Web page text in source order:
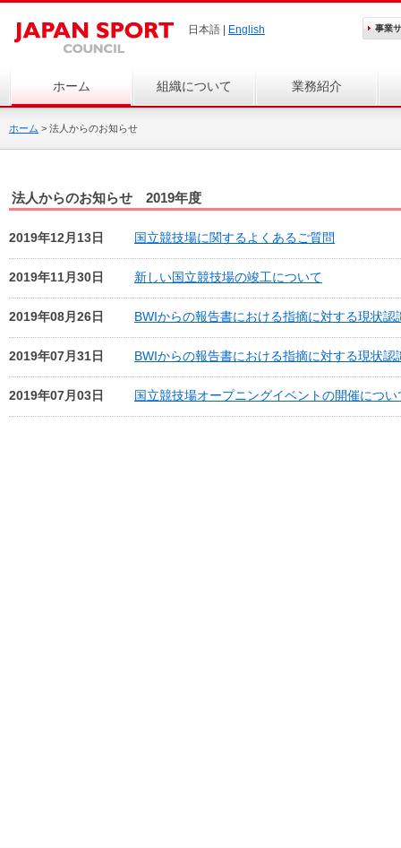
日本語 | English 事業
ホーム 組織について 業務紹介
ホーム > 法人からのお知らせ
法人からのお知らせ 2019年度
2019年12月13日 国立競技場に関するよくあるご質問
2019年11月30日 新しい国立競技場の竣工について
2019年08月26日 BWIからの報告書における指摘に対する現状
2019年07月31日 BWIからの報告書における指摘に対する現状認
2019年07月03日 国立競技場オープニングイベントの開催につい